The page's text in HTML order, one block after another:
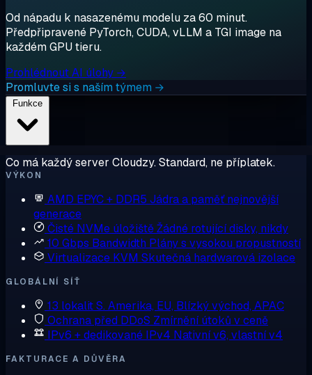
Od nápadu k nasazenému modelu za 60 minut.
Předpřipravené PyTorch, CUDA, vLLM a TGI image na
každém GPU tieru.
Prohlédnout AI úlohy →
Promluvte si s naším týmem →
Co má každý server Cloudzy. Standard, ne příplatek.
VÝKON
AMD EPYC + DDR5 Jádra a paměť nejnovější
generace
Čisté NVMe úložištěŽádné rotující disky, nikdy
10 Gbps Bandwidth Plány s vysokou propustností
Virtualizace KVM Skutečná hardwarová izolace
GLOBÁLNÍ SÍŤ
13 lokalitS. Amerika, EU, Blízký východ, APAC
Ochrana před DDoS Zmírnění útoků v ceně
IPv6 + dedikované IPv4 Nativní v6, vlastní v4
FAKTURACE A DŮVĚRA